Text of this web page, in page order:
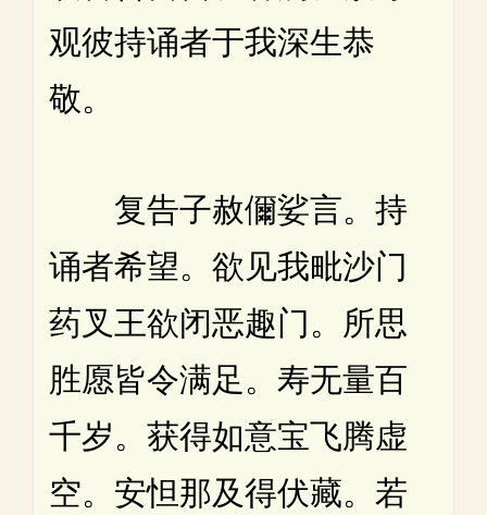
观彼持诵者于我深生恭
敬。
复告子赦儞娑言。持
诵者希望。欲见我毗沙门
药叉王欲闭恶趣门。所思
胜愿皆令满足。寿无量百
千岁。获得如意宝飞腾虚
空。安怛那及得伏藏。若